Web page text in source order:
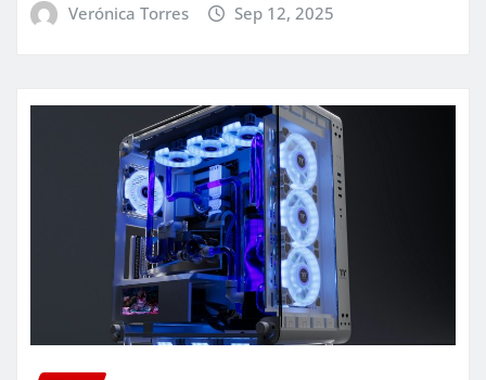
Verónica Torres Sep 12, 2025